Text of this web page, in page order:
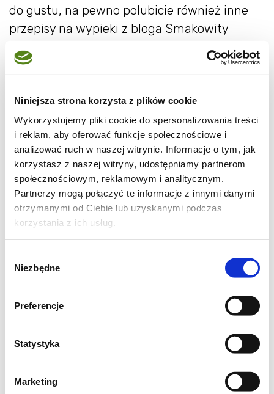
Niniejsza strona korzysta z plików cookie
Wykorzystujemy pliki cookie do spersonalizowania treści
i reklam, aby oferować funkcje społecznościowe i
analizować ruch w naszej witrynie. Informacje o tym, jak
korzystasz z naszej witryny, udostępniamy partnerom
społecznościowym, reklamowym i analitycznym.
Partnerzy mogą połączyć te informacje z innymi danymi
otrzymanymi od Ciebie lub uzyskanymi podczas
korzystania z ich usług.
zgody
Niezbędne
Preferencje
Statystyka
Marketing
do gustu, na pewno polubicie również inne
przepisy na wypieki z bloga Smakowity
Chleb. Oto kilka propozycji:
Bułki tygrysie – bardzo chrrrupiące bułki
z dodatkiem pasty ryżowej
Kolumbijskie bułeczki serowe Pandebono
– bezglutenowe i intensywnie serowe
Bułeczki z serem pleśniowym – dla
amatorów sera
Czas całkowity: 2 godz.
Składniki na bułki z air fryera:
drożdże suszone instant - 7 g